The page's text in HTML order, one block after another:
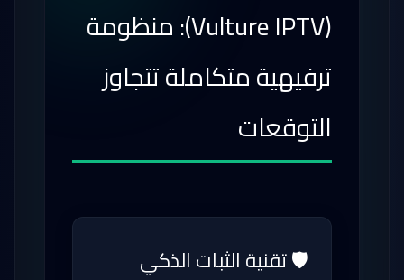
(Vulture IPTV): منظومة
ترفيهية متكاملة تتجاوز
التوقعات
🛡️ تقنية الثبات الذكي